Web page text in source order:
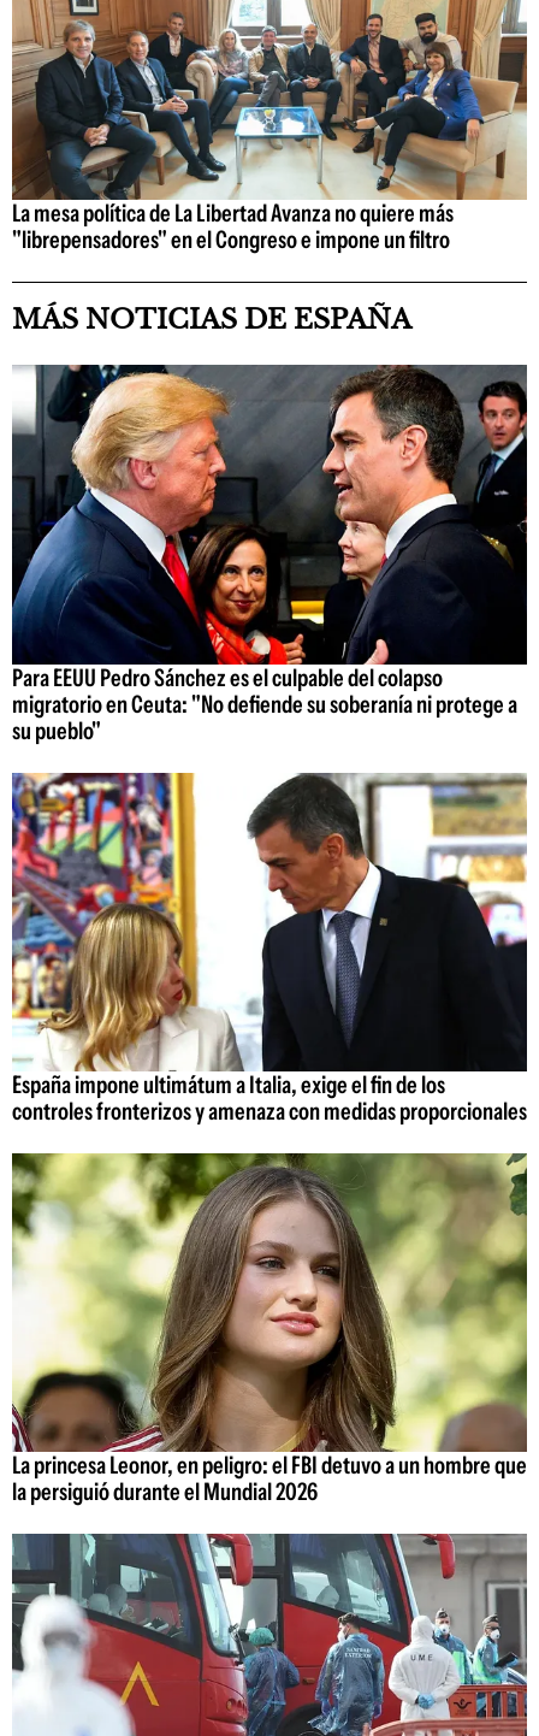
La mesa política de La Libertad Avanza no quiere más
"librepensadores" en el Congreso e impone un filtro
MÁS NOTICIAS DE ESPAÑA
Para EEUU Pedro Sánchez es el culpable del colapso
migratorio en Ceuta: "No defiende su soberanía ni protege a
su pueblo"
España impone ultimátum a Italia, exige el fin de los
controles fronterizos y amenaza con medidas proporcionales
La princesa Leonor, en peligro: el FBI detuvo a un hombre que
la persiguió durante el Mundial 2026